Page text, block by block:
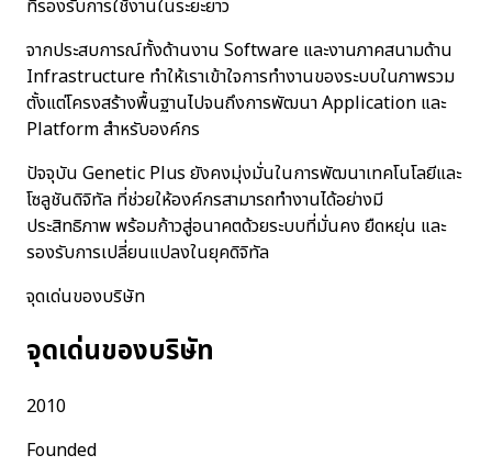
ที่รองรับการใช้งานในระยะยาว
จากประสบการณ์ทั้งด้านงาน Software และงานภาคสนามด้าน
Infrastructure ทำให้เราเข้าใจการทำงานของระบบในภาพรวม
ตั้งแต่โครงสร้างพื้นฐานไปจนถึงการพัฒนา Application และ
Platform สำหรับองค์กร
ปัจจุบัน Genetic Plus ยังคงมุ่งมั่นในการพัฒนาเทคโนโลยีและ
โซลูชันดิจิทัล ที่ช่วยให้องค์กรสามารถทำงานได้อย่างมี
ประสิทธิภาพ พร้อมก้าวสู่อนาคตด้วยระบบที่มั่นคง ยืดหยุ่น และ
รองรับการเปลี่ยนแปลงในยุคดิจิทัล
จุดเด่นของบริษัท
จุดเด่นของบริษัท
2010
Founded